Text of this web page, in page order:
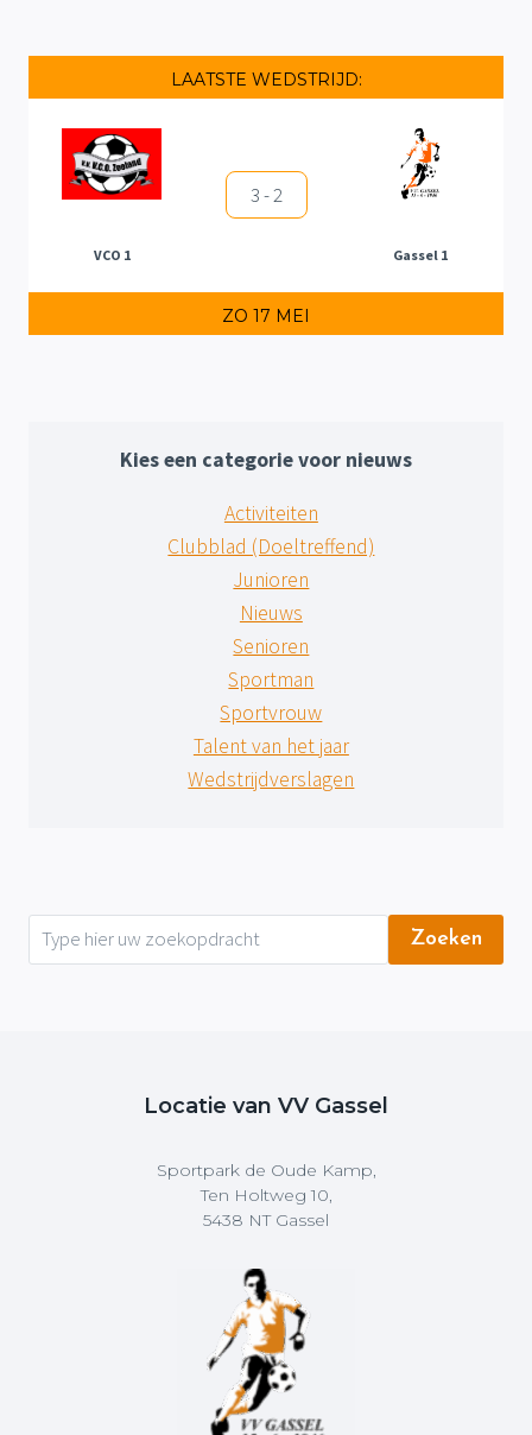
LAATSTE WEDSTRIJD:
VCO 1
3 - 2
Gassel 1
ZO 17 MEI
Kies een categorie voor nieuws
Activiteiten
Clubblad (Doeltreffend)
Junioren
Nieuws
Senioren
Sportman
Sportvrouw
Talent van het jaar
Wedstrijdverslagen
Zoeken
Locatie van VV Gassel
Sportpark de Oude Kamp,
Ten Holtweg 10,
5438 NT Gassel